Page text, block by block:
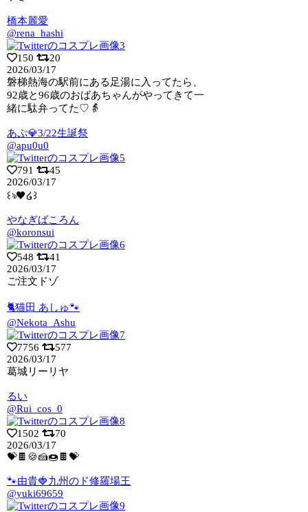
橋本麗愛
@rena_hashi
150
20
2026/03/17
磐梯熱海の駅前にある足湯に入ってたら、
92歳と96歳のおばあちゃんがやってきて一
緒に駄弁ってた♡👵
あぷ💎3/22生誕祭
@apu0u0
791
45
2026/03/17
꒰ঌ🖤໒꒱
やなぎばころん
@koronsui
548
41
2026/03/17
ご注文ドゾ
🐈猫田 あしゅ🐾
@Nekota_Ashu
7756
577
2026/03/17
葛城リーリヤ
るい
@Rui_cos_0
1502
70
2026/03/17
💝🍫🍪🍰🍩🍫💝
🐾由貴🍓九州のド修羅場王
@yuki69659